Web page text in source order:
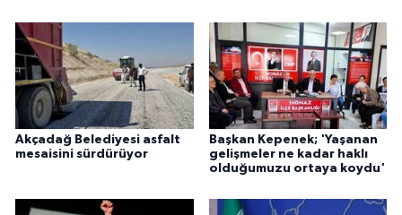
Akçadağ Belediyesi asfalt
mesaisini sürdürüyor
Başkan Kepenek; 'Yaşanan
gelişmeler ne kadar haklı
olduğumuzu ortaya koydu'